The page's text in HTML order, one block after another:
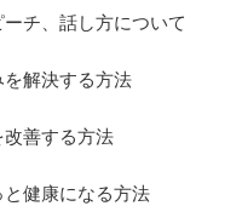
チ、話し方について
を解決する方法
改善する方法
健康になる方法